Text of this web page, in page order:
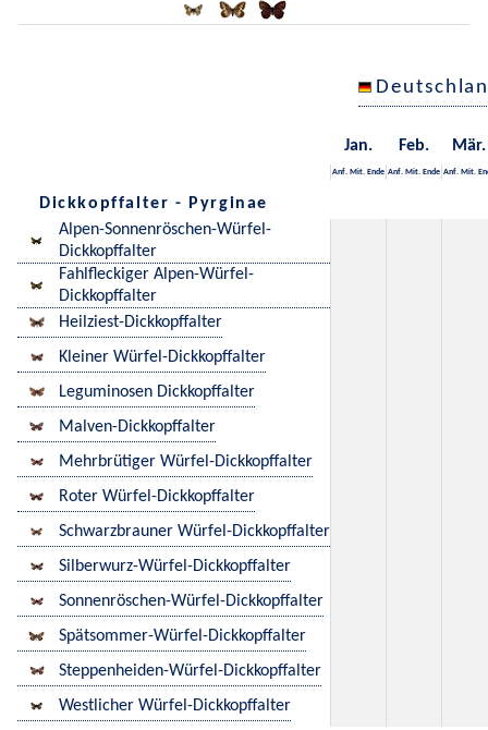
Jan. Feb. Mär.
Anf. Mit. Ende Anf. Mit. Ende Anf. Mit.
Dickkopffalter - Pyrginae
Alpen-Sonnenröschen-Würfel-
Dickkopffalter
Fahlfleckiger Alpen-Würfel-
Dickkopffalter
Heilziest-Dickkopffalter
Kleiner Würfel-Dickkopffalter
Leguminosen Dickkopffalter
Malven-Dickkopffalter
Mehrbrütiger Würfel-Dickkopffalter
Roter Würfel-Dickkopffalter
Schwarzbrauner Würfel-Dickkopffalter
Silberwurz-Würfel-Dickkopffalter
Sonnenröschen-Würfel-Dickkopffalter
Spätsommer-Würfel-Dickkopffalter
Steppenheiden-Würfel-Dickkopffalter
Westlicher Würfel-Dickkopffalter